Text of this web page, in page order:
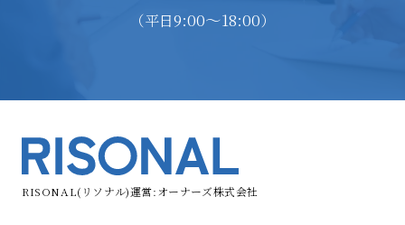
（平日9:00〜18:00）
RISONAL(リソナル)運営:オーナーズ株式会社